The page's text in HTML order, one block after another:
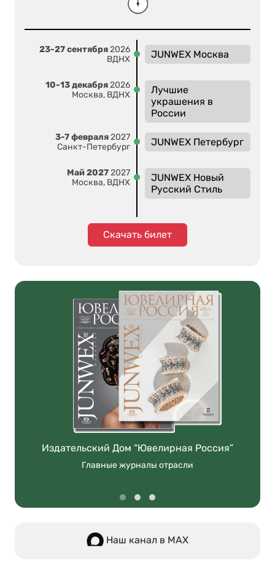
23-27 сентября2026
ВДНХ
JUNWEX Москва
10-13 декабря2026
Москва, ВДНХ
Лучшие
украшения в
России
3-7 февраля2027
Санкт-Петербург
JUNWEX Петербург
Май 20272027
Москва, ВДНХ
JUNWEX Новый
Русский Стиль
Скачать билет
Издательский Дом “Ювелирная Россия”
Главные журналы отрасли
Наш канал в МАХ